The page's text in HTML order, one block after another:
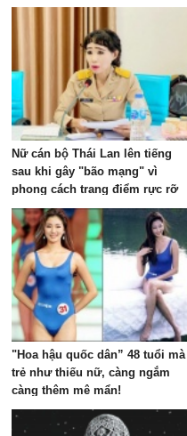
Nữ cán bộ Thái Lan lên tiếng
sau khi gây "bão mạng" vì
phong cách trang điểm rực rỡ
trong cuộc họp ngân sách
"Hoa hậu quốc dân” 48 tuổi mà
trẻ như thiếu nữ, càng ngắm
càng thêm mê mẩn!